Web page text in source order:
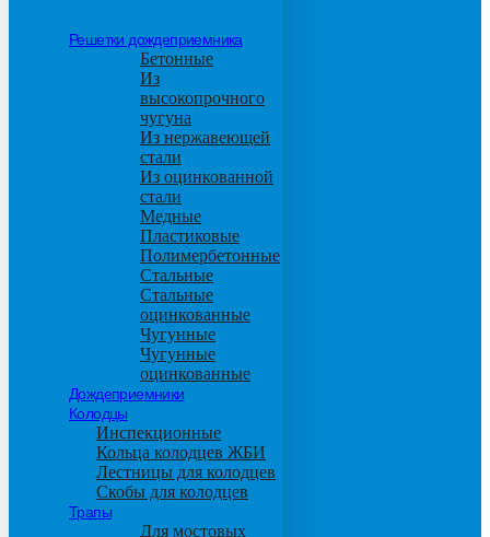
Решетки дождеприемника
Бетонные
Из
высокопрочного
чугуна
Из нержавеющей
стали
Из оцинкованной
стали
Медные
Пластиковые
Полимербетонные
Стальные
Стальные
оцинкованные
Чугунные
Чугунные
оцинкованные
Дождеприемники
Колодцы
Инспекционные
Кольца колодцев ЖБИ
Лестницы для колодцев
Скобы для колодцев
Трапы
Для мостовых